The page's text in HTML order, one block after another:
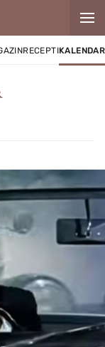
RECEPTIKALENDAR